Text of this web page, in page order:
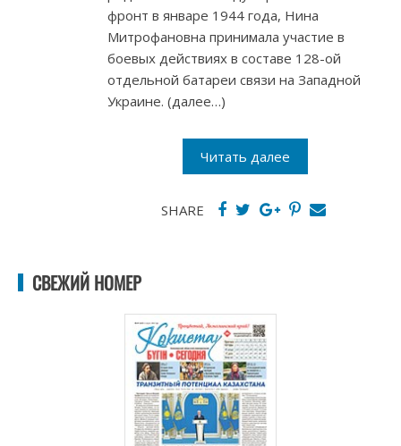
фронт в январе 1944 года, Нина
Митрофановна принимала участие в
боевых действиях в составе 128-ой
отдельной батареи связи на Западной
Украине. (далее…)
Читать далее
SHARE
СВЕЖИЙ НОМЕР